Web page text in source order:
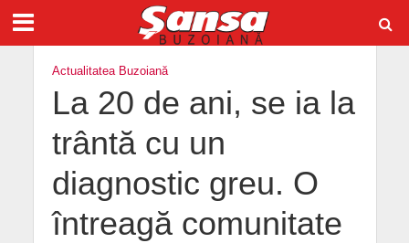
Actualitatea Buzoiană
La 20 de ani, se ia la
trântă cu un
diagnostic greu. O
întreagă comunitate